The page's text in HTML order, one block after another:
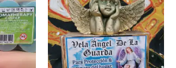
precios:
desde
1,00 €
hasta
7,50 €
tiene
múltiples
variantes.
Las